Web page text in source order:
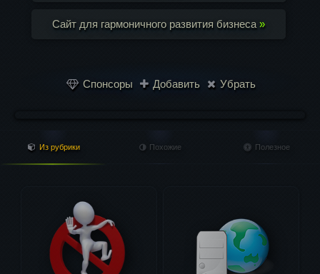
Сайт для гармоничного развития бизнеса »
Спонсоры Добавить Убрать
Из рубрики Похожие Полезное